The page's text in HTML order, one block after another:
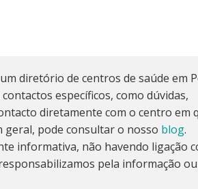
diretório de centros de saúde em
específicos, como dúvidas,
diretamente com o centro em
geral, pode consultar o nosso blog.
informativa, não havendo ligação
pela informação ou